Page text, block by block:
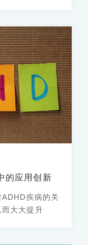
的应用创新
疾病的关
大大提升